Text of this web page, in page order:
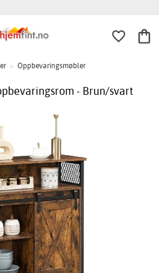
> Oppbevaringsmøbler
- Brun/svart